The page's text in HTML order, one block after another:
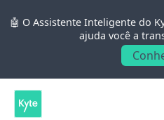
🤖 O Assistente Inteligente do
ajuda você a